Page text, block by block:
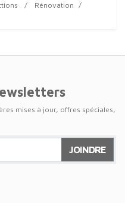
Rénovation
mises à jour, offres spéciales,
JOINDRE